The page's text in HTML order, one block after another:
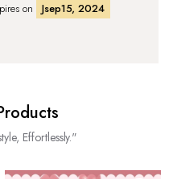
on
Jsep15, 2024
Effortlessly."